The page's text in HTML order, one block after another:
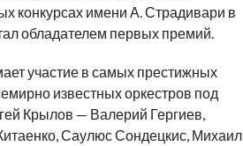
конкурсах имени А. Страдивари в
обладателем первых премий.
участие в самых престижных
известных оркестров под
Крылов — Валерий Гергиев,
Саулюс Сондецкис, Михаил